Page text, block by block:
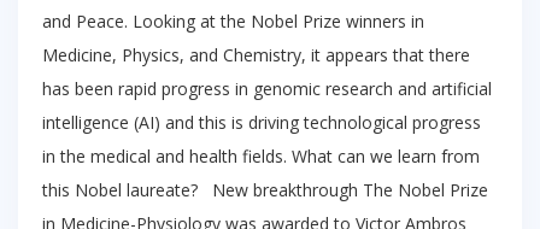
and Peace. Looking at the Nobel Prize winners in
Medicine, Physics, and Chemistry, it appears that there
has been rapid progress in genomic research and artificial
intelligence (AI) and this is driving technological progress
in the medical and health fields. What can we learn from
this Nobel laureate? New breakthrough The Nobel Prize
in Medicine-Physiology was awarded to Victor Ambros